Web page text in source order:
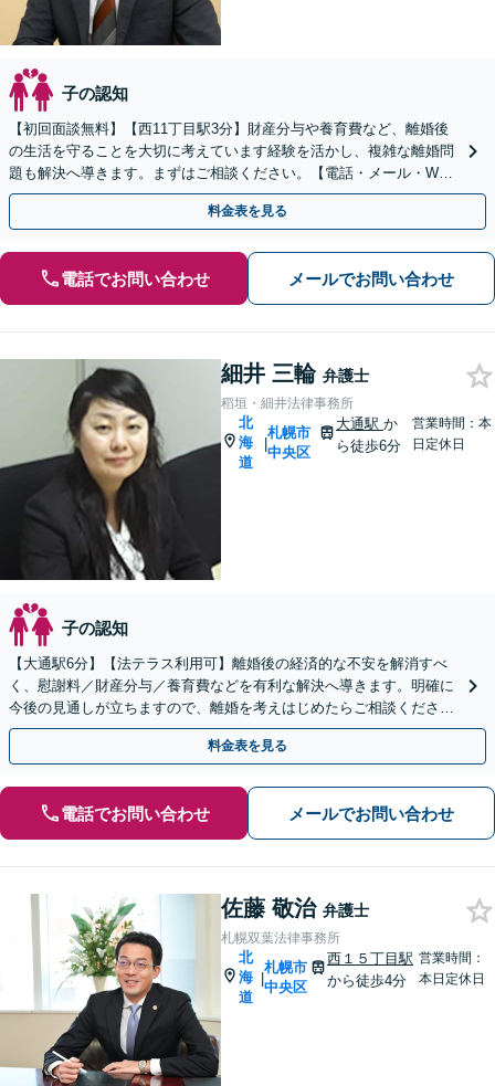
子の認知
【初回面談無料】【西11丁目駅3分】財産分与や養育費など、離婚後
の生活を守ることを大切に考えています経験を活かし、複雑な離婚問
題も解決へ導きます。まずはご相談ください。【電話・メール・WEB
相談可】
料金表を見る
電話でお問い合わせ メールでお問い合わせ
細井 三輪 弁護士
稻垣・細井法律事務所
北
海
道
|
札幌市
中央区
大通駅 か
ら徒歩6分
営業時間：本
日定休日
子の認知
【大通駅6分】【法テラス利用可】離婚後の経済的な不安を解消すべ
く、慰謝料／財産分与／養育費などを有利な解決へ導きます。明確に
今後の見通しが立ちますので、離婚を考えはじめたらご相談ください
【夜間・休日対応可】【完全個室】
料金表を見る
電話でお問い合わせ メールでお問い合わせ
佐藤 敬治 弁護士
札幌双葉法律事務所
北
海
道
|
札幌市
中央区
西１５丁目駅
から徒歩4分
営業時間：
本日定休日